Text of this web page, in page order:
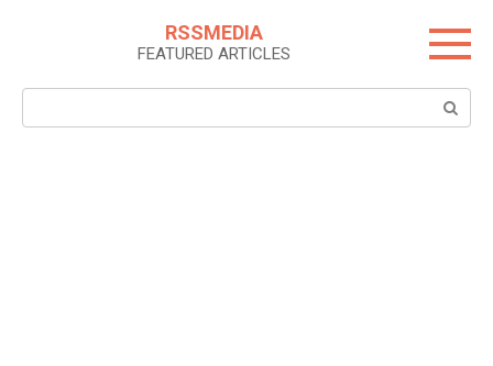
RSSMEDIA
FEATURED ARTICLES
Search: